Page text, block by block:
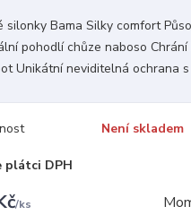
silonky Bama Silky comfort
pohodlí chůze naboso
Unikátní neviditelná ochrana
Není skladem
plátci DPH
/ks